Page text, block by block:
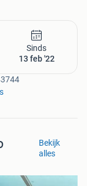
fatbikes, mits
Sinds
13 feb '22
Bekijk
alles